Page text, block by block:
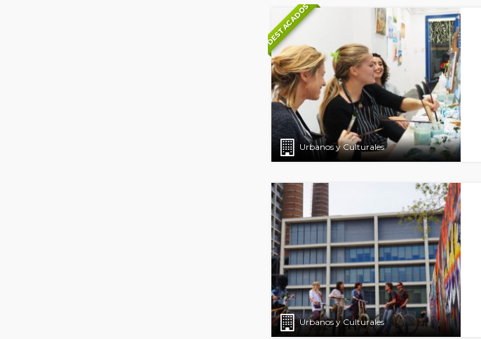
DESTACADOS
Urbanos y Culturales
Urbanos y Culturales